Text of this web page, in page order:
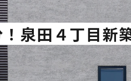
泉田４丁目新